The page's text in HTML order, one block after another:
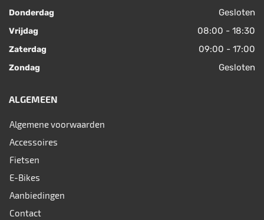
Donderdag Gesloten
Vrijdag 08:00 - 18:30
Zaterdag 09:00 - 17:00
Zondag Gesloten
ALGEMEEN
Algemene voorwaarden
Accessoires
Fietsen
E-Bikes
Aanbiedingen
Contact